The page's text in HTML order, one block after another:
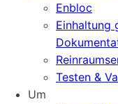
Enbloc
Einhaltung
Testen &
Um